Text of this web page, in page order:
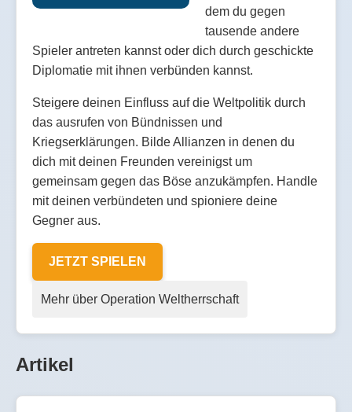
dem du gegen
tausende andere
Spieler antreten kannst oder dich durch geschickte
Diplomatie mit ihnen verbünden kannst.
Steigere deinen Einfluss auf die Weltpolitik durch
das ausrufen von Bündnissen und
Kriegserklärungen. Bilde Allianzen in denen du
dich mit deinen Freunden vereinigst um
gemeinsam gegen das Böse anzukämpfen. Handle
mit deinen verbündeten und spioniere deine
Gegner aus.
JETZT SPIELEN
Mehr über Operation Weltherrschaft
Artikel